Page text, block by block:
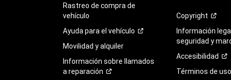
Rastreo de compra de
vehículo
Ayuda para el vehículo
Movilidad y alquiler
Información sobre llamados
a reparación
Copyright
Información
seguridad y
Accesibilidad
Términos deuso